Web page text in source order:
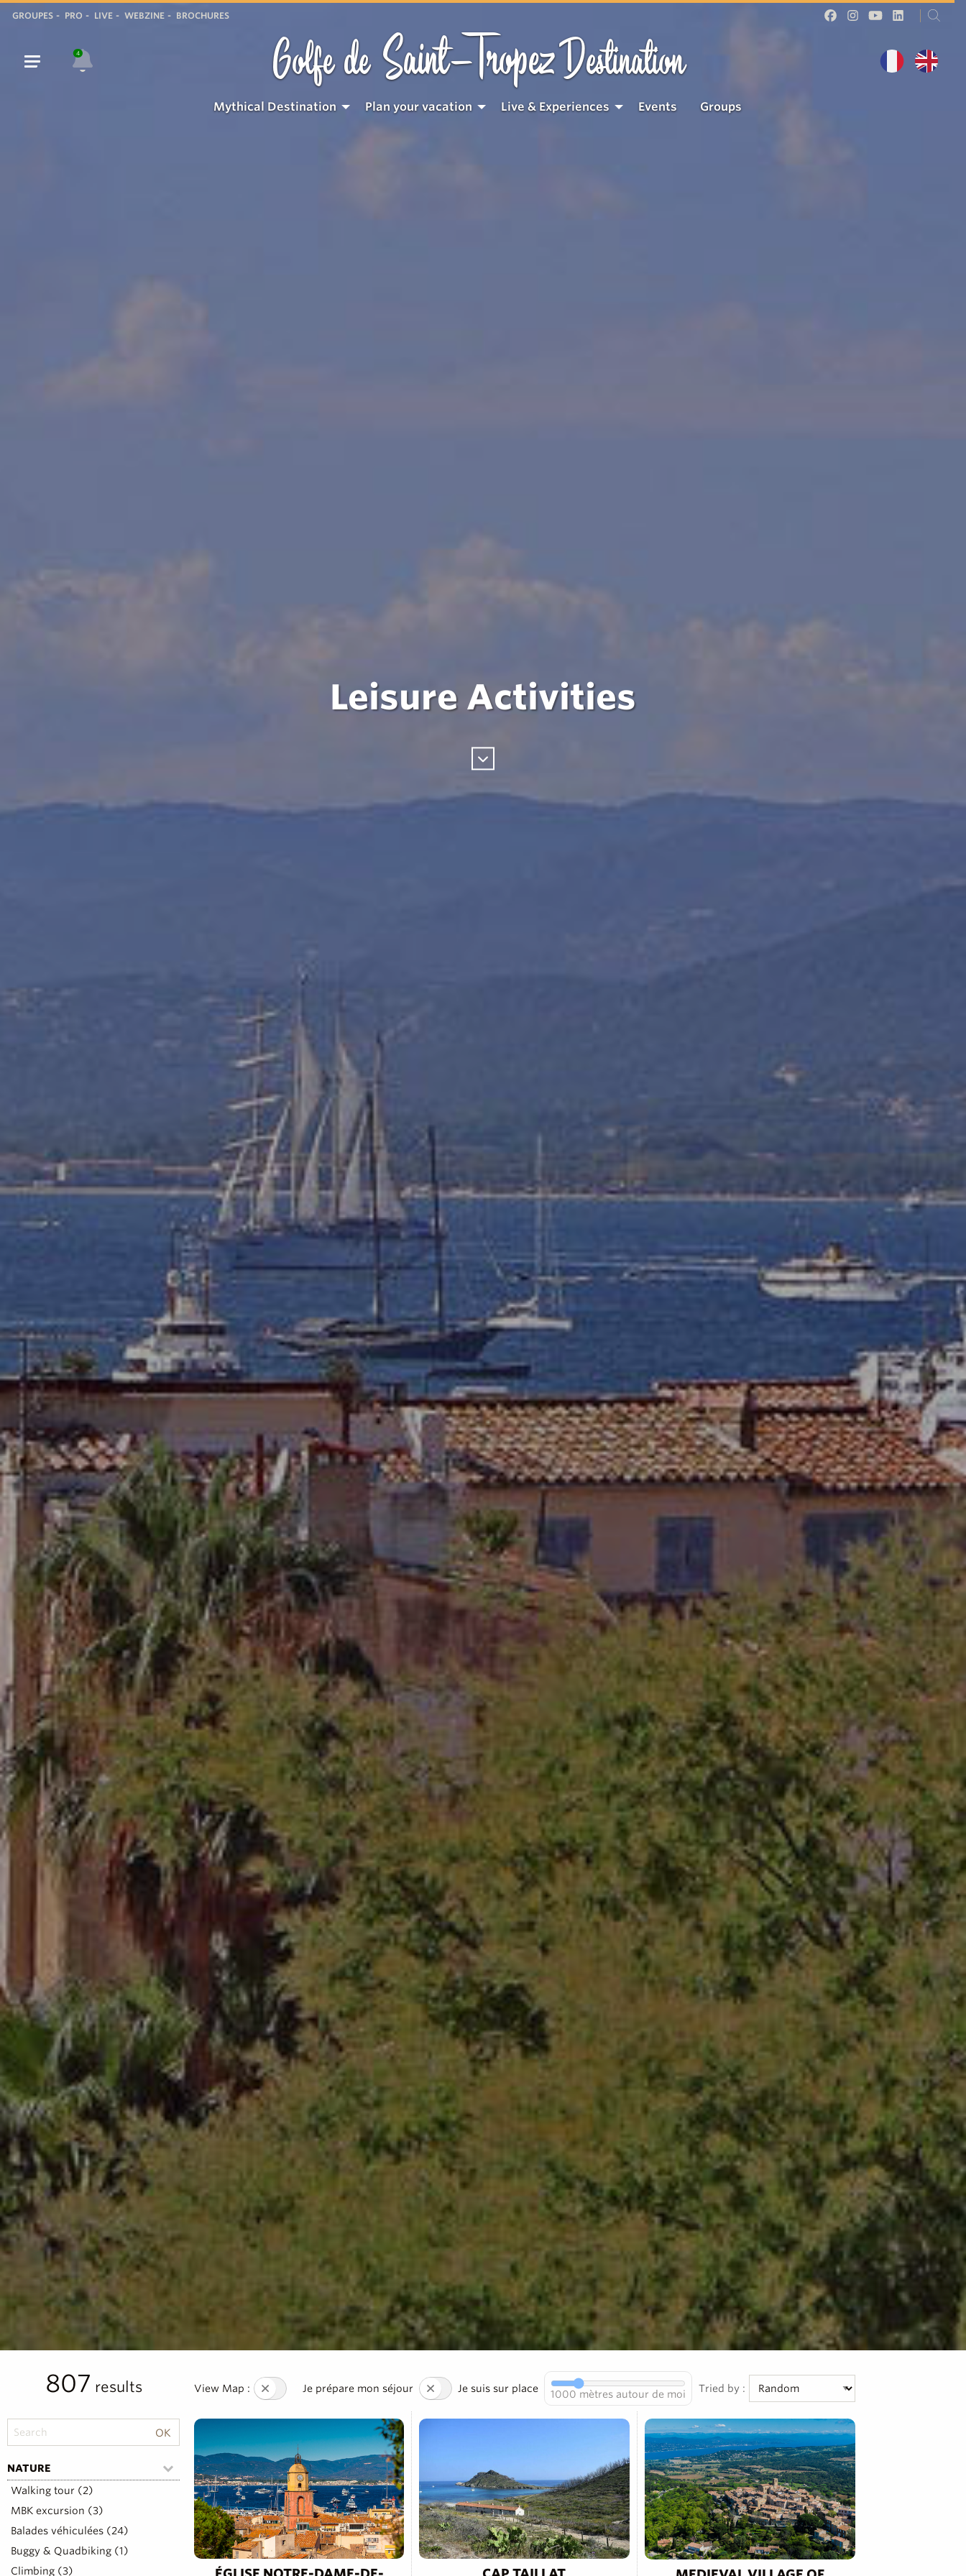
GROUPES PRO LIVE WEBZINE BROCHURES
4 Golfe de Saint-TropezDestination
Mythical Destination Plan your vacation Live & Experiences Events Groups
Leisure Activities
807 results
NATURE
Walking tour (2)
MBK excursion (3)
Balades véhiculées (24)
Buggy & Quadbiking (1)
Climbing (3)
View Map : Je prépare mon séjour Je suis sur place 1000 mètres autour de moi Tried by :